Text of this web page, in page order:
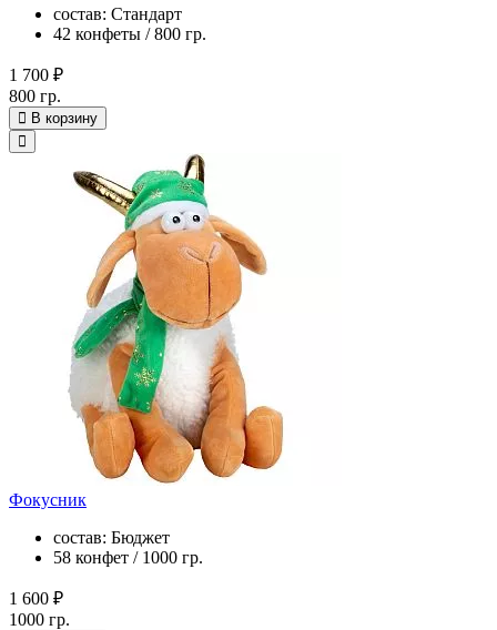
состав: Стандарт
42 конфеты / 800 гр.
1 700 ₽
800 гр.
В корзину
Фокусник
состав: Бюджет
58 конфет / 1000 гр.
1 600 ₽
1000 гр.